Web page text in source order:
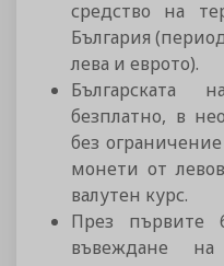
средство на
България
лева и еврото).
Българската
безплатно, в
без
монети от
валутен курс.
През първите
въвеждане